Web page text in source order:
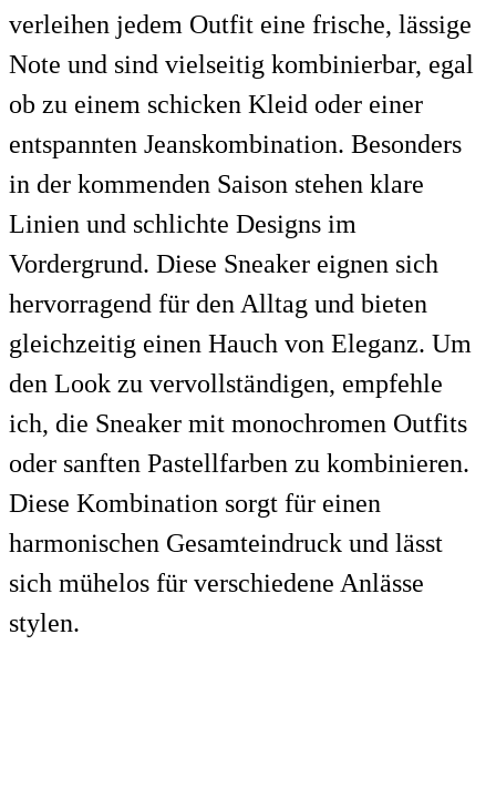
verleihen jedem Outfit eine frische, lässige
Note und sind vielseitig kombinierbar, egal
ob zu einem schicken Kleid oder einer
entspannten Jeanskombination. Besonders
in der kommenden Saison stehen klare
Linien und schlichte Designs im
Vordergrund. Diese Sneaker eignen sich
hervorragend für den Alltag und bieten
gleichzeitig einen Hauch von Eleganz. Um
den Look zu vervollständigen, empfehle
ich, die Sneaker mit monochromen Outfits
oder sanften Pastellfarben zu kombinieren.
Diese Kombination sorgt für einen
harmonischen Gesamteindruck und lässt
sich mühelos für verschiedene Anlässe
stylen.